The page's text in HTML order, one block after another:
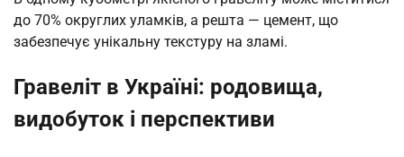
до 70% округлих уламків, а решта — цемент, що
забезпечує унікальну текстуру на зламі.
Гравеліт в Україні: родовища,
видобуток і перспективи